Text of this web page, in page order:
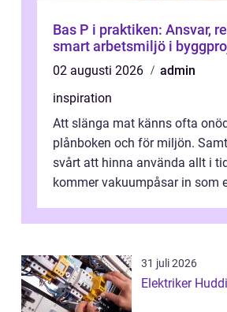
Bas P i praktiken: Ansvar,
smart arbetsmiljö i
02 augusti 2026
admin
inspiration
Att slänga mat känns ofta
plånboken och för miljön.
svårt att hinna använda allt i
kommer vakuumpåsar in som
31 juli 2026
Elektriker